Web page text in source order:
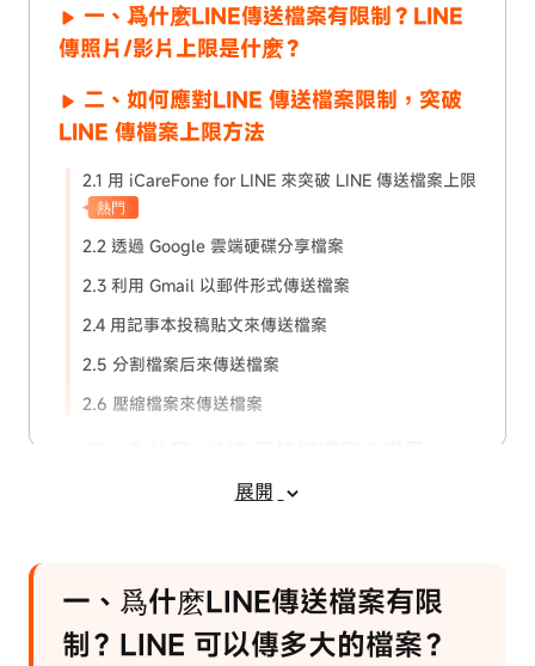
一、爲什麽LINE傳送檔案有限制？LINE
傳照片/影片上限是什麽？
二、如何應對LINE 傳送檔案限制，突破
LINE 傳檔案上限方法
2.1 用 iCareFone for LINE 來突破 LINE 傳送檔案上限
熱門
2.2 透過 Google 雲端硬碟分享檔案
2.3 利用 Gmail 以郵件形式傳送檔案
2.4 用記事本投稿貼文來傳送檔案
2.5 分割檔案后來傳送檔案
2.6 壓縮檔案來傳送檔案
LINE 傳檔案失敗與卡住的 5 大原因
四、總結
展開
一、爲什麽LINE傳送檔案有限
制？LINE 可以傳多大的檔案？